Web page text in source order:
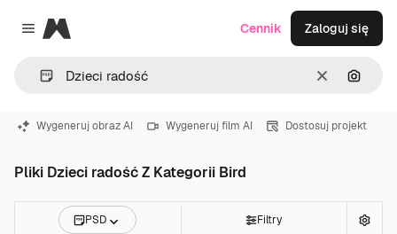
Close menu
Magnific
WyczyśćSzukaj
Cennik Zaloguj się
Wygeneruj obraz AI Wygeneruj film AI Dostosuj projekt
Pliki Dzieci radość Z Kategorii Bird
PSD Filtry